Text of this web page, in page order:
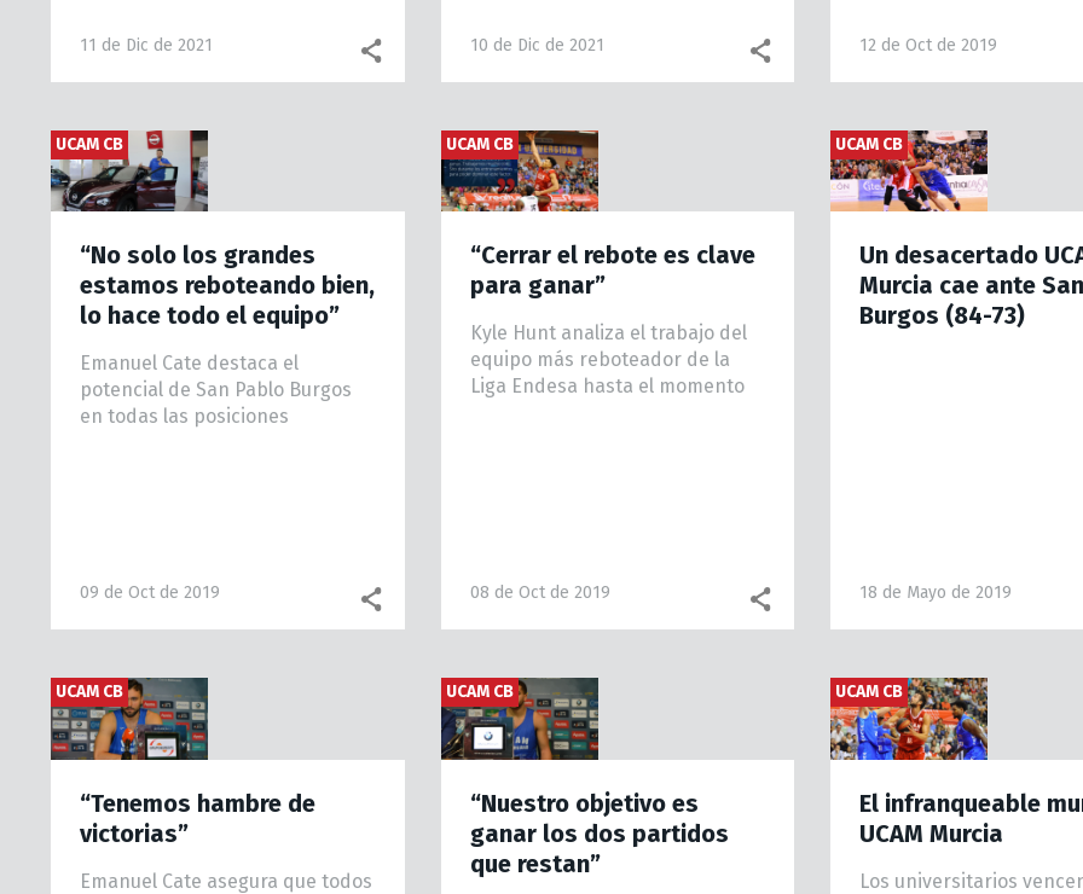
11 de Dic de 2021
Facebook share
10 de Dic de 2021 12 de Oct de 2019
UCAM CB
“No solo los grandes
estamos reboteando bien,
lo hace todo el equipo”
Emanuel Cate destaca el
potencial de San Pablo Burgos
en todas las posiciones
09 de Oct de 2019
Facebook share
UCAM CB
“Cerrar el rebote es clave
para ganar”
Kyle Hunt analiza el trabajo del
equipo más reboteador de la
Liga Endesa hasta el momento
08 de Oct de 2019
UCAM CB
Un desacertado
Murcia cae ante
Burgos (84-73)
18 de Mayo de 2019
UCAM CB
“Tenemos hambre de
victorias”
Emanuel Cate asegura que todos
UCAM CB
“Nuestro objetivo es
ganar los dos partidos
que restan”
UCAM CB
El infranqueable
UCAM Murcia
Los universitarios